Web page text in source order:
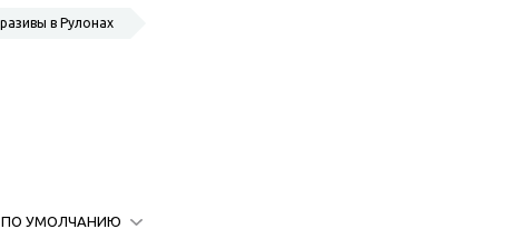
в Рулонах
ПО УМОЛЧАНИЮ